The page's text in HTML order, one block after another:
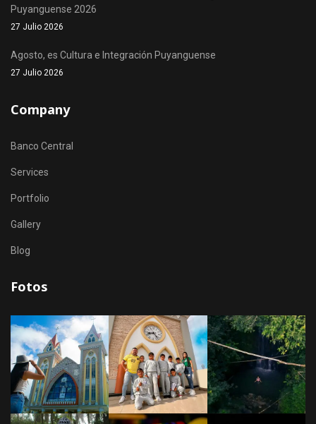
Puyanguense 2026
27 Julio 2026
Agosto, es Cultura e Integración Puyanguense
27 Julio 2026
Company
Banco Central
Services
Portfolio
Gallery
Blog
Fotos